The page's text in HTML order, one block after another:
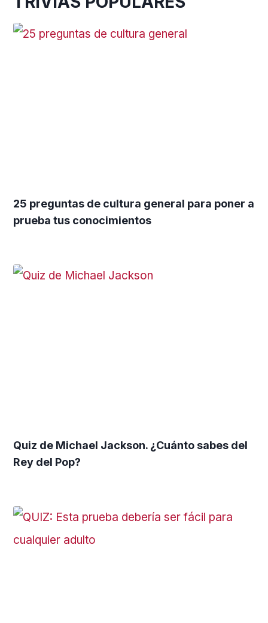
25 preguntas de cultura general para poner a
prueba tus conocimientos
Quiz de Michael Jackson. ¿Cuánto sabes del
Rey del Pop?